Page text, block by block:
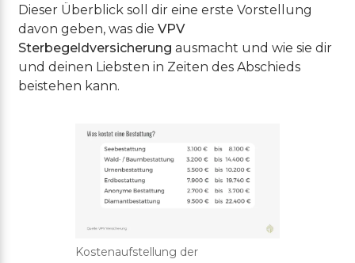
Dieser Überblick soll dir eine erste Vorstellung
davon geben, was die VPV
Sterbegeldversicherung ausmacht und wie sie dir
und deinen Liebsten in Zeiten des Abschieds
beistehen kann.
Kostenaufstellung der